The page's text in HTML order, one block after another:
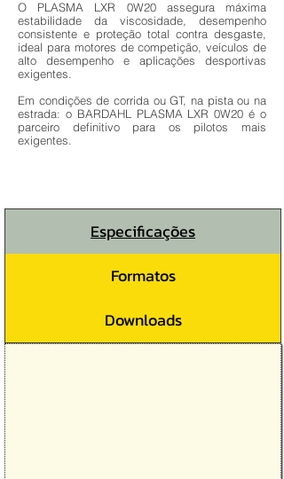
O PLASMA LXR 0W20 assegura máxima
estabilidade da viscosidade, desempenho
consistente e proteção total contra desgaste,
ideal para motores de competição, veículos de
alto desempenho e aplicações desportivas
exigentes.
Em condições de corrida ou GT, na pista ou na
estrada: o BARDAHL PLASMA LXR 0W20 é o
parceiro definitivo para os pilotos mais
exigentes.
Especificações
Formatos
Downloads